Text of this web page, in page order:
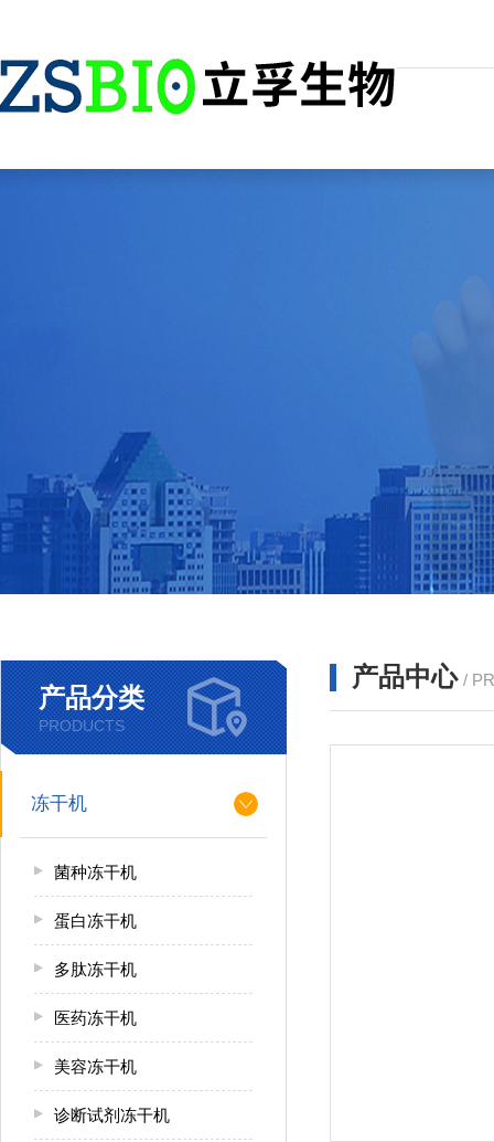
产品分类
PRODUCTS
冻干机
菌种冻干机
蛋白冻干机
多肽冻干机
医药冻干机
美容冻干机
诊断试剂冻干机
产品中心 /